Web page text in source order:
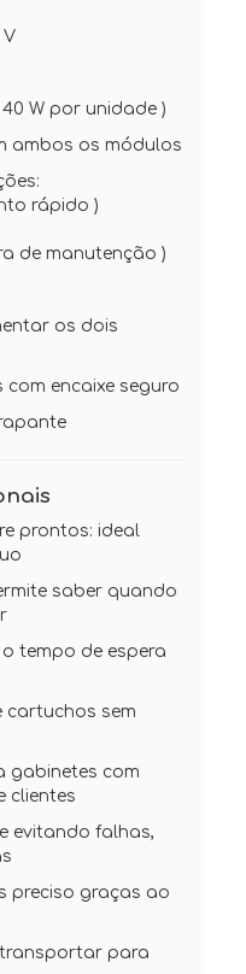
V
W por unidade )
ambos os módulos
rápido )
de manutenção )
os dois
encaixe seguro
prontos: ideal
saber quando
tempo de espera
cartuchos sem
gabinetes com
clientes
evitando falhas,
preciso graças ao
transportar para